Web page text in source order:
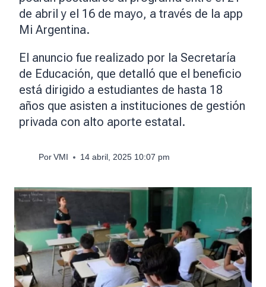
de abril y el 16 de mayo, a través de la app
Mi Argentina.
El anuncio fue realizado por la Secretaría
de Educación, que detalló que el beneficio
está dirigido a estudiantes de hasta 18
años que asisten a instituciones de gestión
privada con alto aporte estatal.
Por VMI 14 abril, 2025 10:07 pm